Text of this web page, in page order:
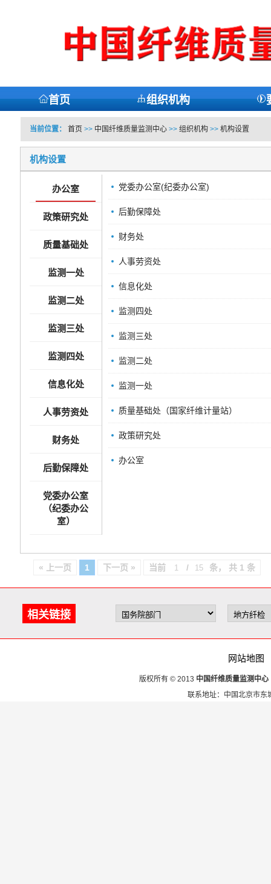
首页 组织机构
当前位置： 首页 >> 中国纤维质量监测中心>> 组织机构>> 机构设置
机构设置
办公室
政策研究处
质量基础处
监测一处
监测二处
监测三处
监测四处
信息化处
人事劳资处
财务处
后勤保障处
党委办公室
（纪委办公
室）
党委办公室(纪委办公室)
后勤保障处
财务处
人事劳资处
信息化处
监测四处
监测三处
监测二处
监测一处
质量基础处（国家纤维计量站）
政策研究处
办公室
« 上一页 1 下一页 » 当前 / 条， 共 1 条
相关链接
网站地图
版权所有 © 2013 中国纤维质量监测中心
联系地址：中国北京市东